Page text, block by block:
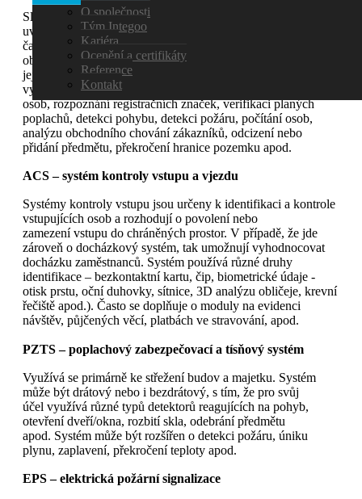
O společnosti
Tým Integoo
Kariéra
Ocenění a certifikáty
Reference
Kontakt
Slouží ke střežení nemovitého i movitého majetku a to jak
uvnitř objektů tak jejich okolí. Zároveň se čím dál
častěji využívají jejich další funkce a to zejména videoanalýza
obrazu. Klíčové prvky systému jsou kamery včetně
jejich příslušenství a SW pro správu videa. Kamery se
využívají pro zpětné vyhodnocení událostí, identifikaci
osob, rozpoznání registračních značek, verifikaci planých
poplachů, detekci pohybu, detekci požáru, počítání osob,
analýzu obchodního chování zákazníků, odcizení nebo
přidání předmětu, překročení hranice pozemku apod.
ACS – systém kontroly vstupu a vjezdu
Systémy kontroly vstupu jsou určeny k identifikaci a kontrole
vstupujících osob a rozhodují o povolení nebo
zamezení vstupu do chráněných prostor. V případě, že jde
zároveň o docházkový systém, tak umožnují vyhodnocovat
docházku zaměstnanců. Systém používá různé druhy
identifikace – bezkontaktní kartu, čip, biometrické údaje -
otisk prstu, oční duhovky, sítnice, 3D analýzu obličeje, krevní
řečiště apod.). Často se doplňuje o moduly na evidenci
návštěv, půjčených věcí, platbách ve stravování, apod.
PZTS – poplachový zabezpečovací a tísňový systém
Využívá se primárně ke střežení budov a majetku. Systém
může být drátový nebo i bezdrátový, s tím, že pro svůj
účel využívá různé typů detektorů reagujících na pohyb,
otevření dveří/okna, rozbití skla, odebrání předmětu
apod. Systém může být rozšířen o detekci požáru, úniku
plynu, zaplavení, překročení teploty apod.
EPS – elektrická požární signalizace